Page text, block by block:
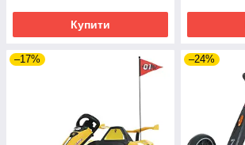
Купити
–17% –24%